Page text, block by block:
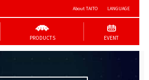
About TAITO LANGUAGE
PRODUCTS EVENT